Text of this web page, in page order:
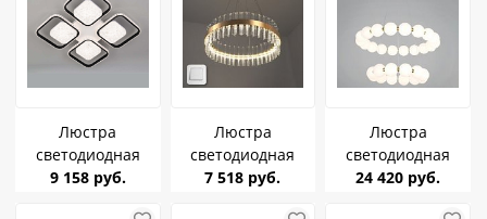
Люстра
светодиодная
LINVEL MS 1236/8
9 158 руб.
Люстра
светодиодная
Estares
7 518 руб.
Люстра
светодиодная
Ancient Bronze
24 420 руб.